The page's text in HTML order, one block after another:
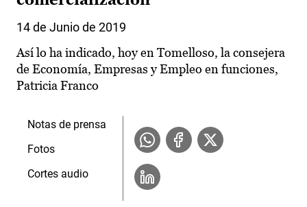
14 de Junio de 2019
Así lo ha indicado, hoy en Tomelloso, la consejera
de Economía, Empresas y Empleo en funciones,
Patricia Franco
Notas de prensa
Fotos
Cortes audio